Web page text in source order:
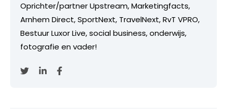
Oprichter/partner Upstream, Marketingfacts,
Arnhem Direct, SportNext, TravelNext, RvT VPRO,
Bestuur Luxor Live, social business, onderwijs,
fotografie en vader!